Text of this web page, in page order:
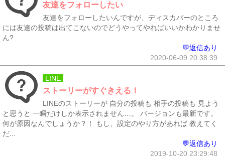
友達をフォローしたい
友達をフォローしたいんですが、ディスカバーのところ
には友達の投稿は出てこないのでどうやってやればいいかわかりませ
ん?
💬返信あり
2020-06-09 20:38:39
LINE
ストーリーがすぐきえる！
LINEのストーリーが 自分の投稿も 相手の投稿も 見よう
と思うと 一瞬だけしか表示されません…。 バージョンも最新です。
何が原因なんでしょうか？！ もし、設定のやり方があれば 教えてく
だ...
💬返信あり
2019-10-20 23:29:48